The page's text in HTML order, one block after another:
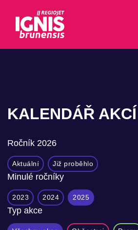
KALENDÁŘ AKCÍ
Typ akce
Ročník 2026
Aktuální Již proběhlo
Minulé ročníky
2023 2024 2025